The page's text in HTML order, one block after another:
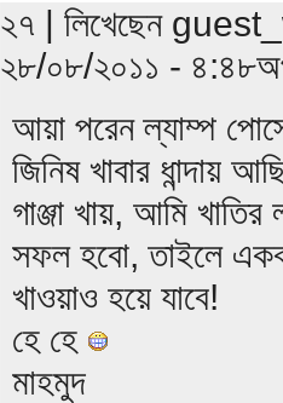
২৭ | লিখেছেন
২৮/০৮/২০১১ -
আয়া পরেন ল্যাম্প
জিনিষ খাবার ধান্দায়
গাঞ্জা খায়, আমি
সফল হবো, তাইলে
খাওয়াও হয়ে যাবে!
হে হে
মাহমুদ